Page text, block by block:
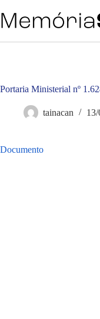
para
o
Portaria Ministerial nº
tainacan
Documento